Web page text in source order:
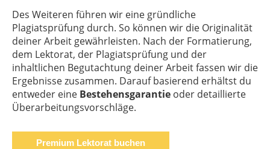
Des Weiteren führen wir eine gründliche
Plagiatsprüfung durch. So können wir die Originalität
deiner Arbeit gewährleisten. Nach der Formatierung,
dem Lektorat, der Plagiatsprüfung und der
inhaltlichen Begutachtung deiner Arbeit fassen wir die
Ergebnisse zusammen. Darauf basierend erhältst du
entweder eine Bestehensgarantie oder detaillierte
Überarbeitungsvorschläge.
Premium Lektorat buchen